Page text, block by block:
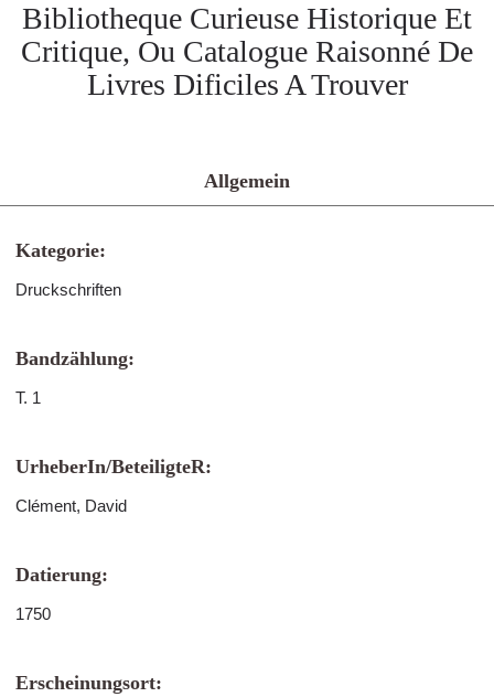
Bibliotheque Curieuse Historique Et
Critique, Ou Catalogue Raisonné De
Livres Dificiles A Trouver
Allgemein
Kategorie:
Druckschriften
Bandzählung:
T. 1
UrheberIn/BeteiligteR:
Clément, David
Datierung:
1750
Erscheinungsort: